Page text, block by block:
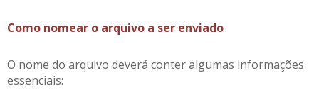
Como nomear o arquivo a ser enviado
O nome do arquivo deverá conter algumas informações
essenciais: